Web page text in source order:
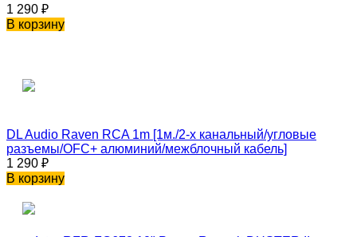
1 290 ₽
В корзину
DL Audio Raven RCA 1m [1м./2-х канальный/угловые
разъемы/OFC+ алюминий/межблочный кабель]
1 290 ₽
В корзину